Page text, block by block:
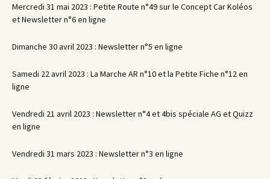
Mercredi 31 mai 2023 : Petite Route n°49 sur le Concept Car Koléos
et Newsletter n°6 en ligne
Dimanche 30 avril 2023 : Newsletter n°5 en ligne
Samedi 22 avril 2023 : La Marche AR n°10 et la Petite Fiche n°12 en
ligne
Vendredi 21 avril 2023 : Newsletter n°4 et 4bis spéciale AG et Quizz
en ligne
Vendredi 31 mars 2023 : Newsletter n°3 en ligne